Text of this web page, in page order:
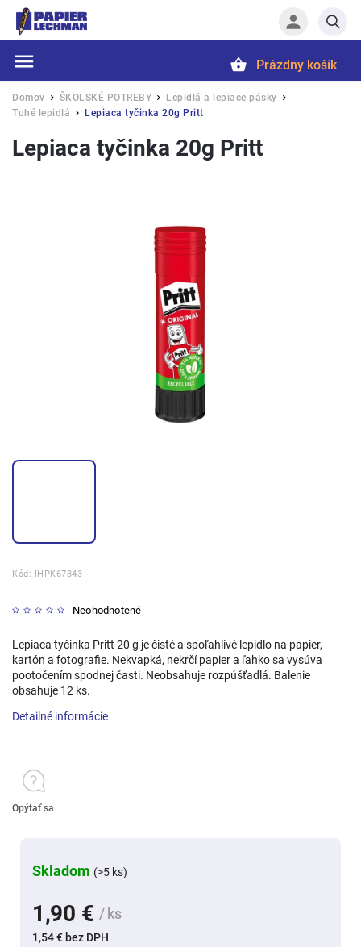
Hľadať
Prázdny košík
Domov / ŠKOLSKÉ POTREBY / Lepidlá a lepiace pásky /
Tuhé lepidlá / Lepiaca tyčinka 20g Pritt
Lepiaca tyčinka 20g Pritt
Kód: IHPK67843
Neohodnotené
1,90 € / ks
1,54 € bez DPH
Skladom (>5 ks)
Lepiaca tyčinka Pritt 20 g je čisté a spoľahlivé lepidlo na papier,
kartón a fotografie. Nekvapká, nekrčí papier a ľahko sa vysúva
pootočením spodnej časti. Neobsahuje rozpúšťadlá. Balenie
obsahuje 12 ks.
Detailné informácie
Opýtať sa